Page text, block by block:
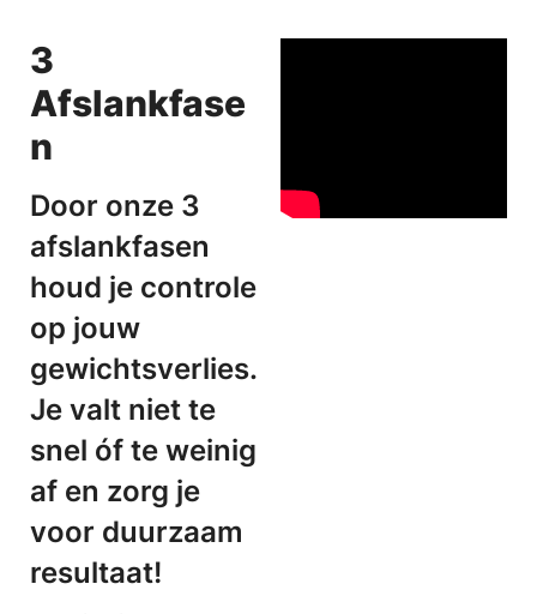
3
Afslankfase
n
Door onze 3
afslankfasen
houd je controle
op jouw
gewichtsverlies.
Je valt niet te
snel óf te weinig
af en zorg je
voor duurzaam
resultaat!